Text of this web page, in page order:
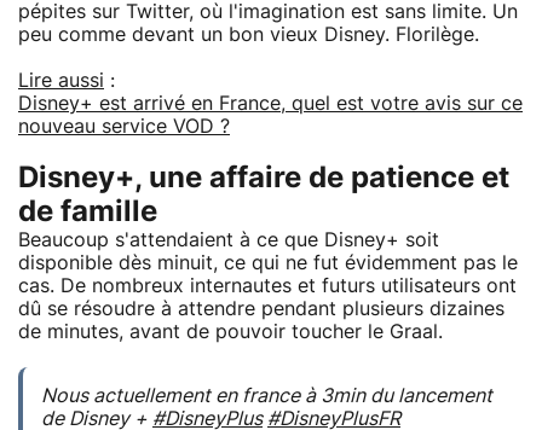
pépites sur Twitter, où l'imagination est sans limite. Un
peu comme devant un bon vieux Disney. Florilège.
Lire aussi :
Disney+ est arrivé en France, quel est votre avis sur ce
nouveau service VOD ?
Disney+, une affaire de patience et
de famille
Beaucoup s'attendaient à ce que Disney+ soit
disponible dès minuit, ce qui ne fut évidemment pas le
cas. De nombreux internautes et futurs utilisateurs ont
dû se résoudre à attendre pendant plusieurs dizaines
de minutes, avant de pouvoir toucher le Graal.
Nous actuellement en france à 3min du lancement
de Disney + #DisneyPlus #DisneyPlusFR